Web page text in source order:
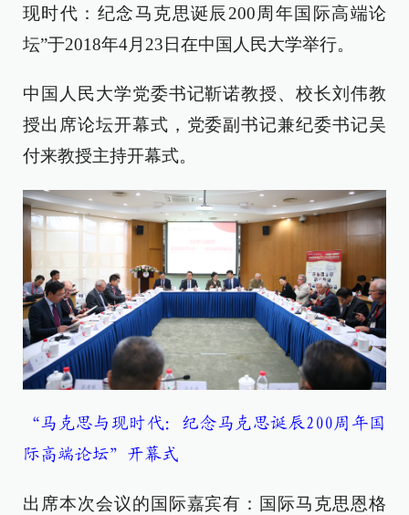
现时代：纪念马克思诞辰200周年国际高端论
坛”于2018年4月23日在中国人民大学举行。
中国人民大学党委书记靳诺教授、校长刘伟教
授出席论坛开幕式，党委副书记兼纪委书记吴
付来教授主持开幕式。
“马克思与现时代：纪念马克思诞辰200周年国
际高端论坛”开幕式
出席本次会议的国际嘉宾有：国际马克思恩格